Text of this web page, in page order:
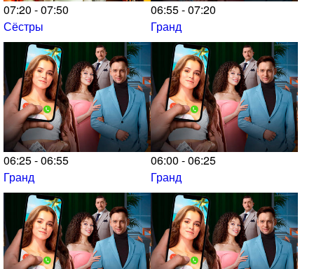
07:20 - 07:50
Сёстры
06:55 - 07:20
Гранд
06:25 - 06:55
Гранд
06:00 - 06:25
Гранд